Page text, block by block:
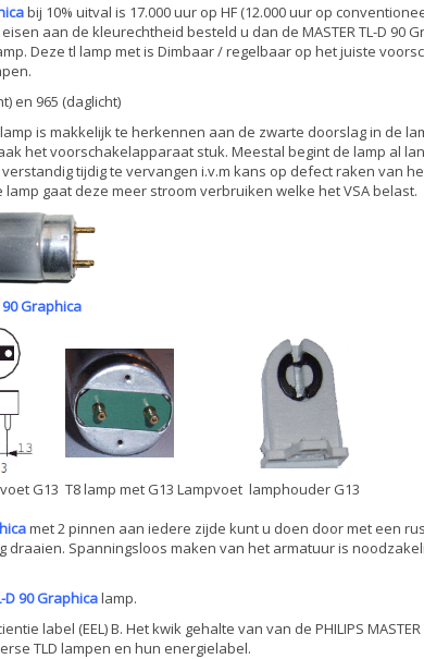
bij 10% uitval is 17.000 uur op HF (12.000 uur op
aan de kleurechtheid besteld u dan de MASTER TL-D 90
Deze tl lamp met is Dimbaar / regelbaar op het juiste
en 965 (daglicht)
lamp is makkelijk te herkennen aan de zwarte doorslag in de
het voorschakelapparaat stuk. Meestal begint de lamp al
verstandig tijdig te vervangen i.v.m kans op defect raken van
gaat deze meer stroom verbruiken welke het VSA belast.
90 Graphica
G13 T8 lamp met G13 Lampvoet lamphouder G13
met 2 pinnen aan iedere zijde kunt u doen door met een
draaien. Spanningsloos maken van het armatuur is
D 90 Graphicalamp.
label (EEL) B. Het kwik gehalte van van de PHILIPS
TLD lampen en hun energielabel.